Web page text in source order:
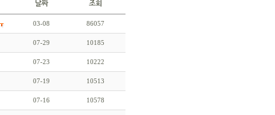
날짜 조회
03-08 86057
07-29 10185
07-23 10222
07-19 10513
07-16 10578